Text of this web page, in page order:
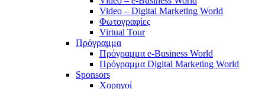
Video – Digital Marketing World
Φωτογραφίες
Virtual Tour
Πρόγραμμα
Πρόγραμμα e-Business World
Πρόγραμμα Digital Marketing World
Sponsors
Χορηγοί